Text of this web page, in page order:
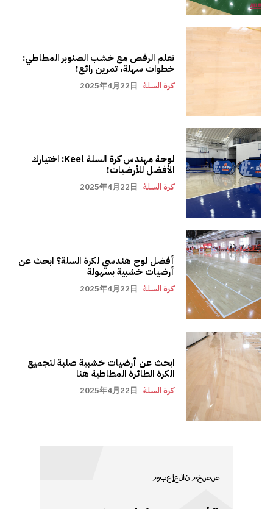
تعلم الرقص مع خشب الصنوبر المطاطي:
خطوات سهلة، تمرين رائع!
كرة السلة 2025年4月22日
لوحة مهندس كرة السلة Keel: اختيارك
الأفضل للأرضيات!
كرة السلة 2025年4月22日
أفضل لوح هندسي لكرة السلة؟ ابحث عن
أرضيات خشبية بسهولة
كرة السلة 2025年4月22日
ابحث عن أرضيات خشبية صلبة لتجميع
الكرة الطائرة المطاطية هنا
كرة السلة 2025年4月22日